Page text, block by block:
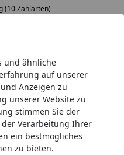
und ähnliche
auf unserer
Anzeigen zu
unserer Website zu
stimmen Sie der
der Verarbeitung Ihrer
ein bestmögliches
zu bieten.
(10 Zahlarten)
LED-Beleuchtung
Gartenlicht 3er-